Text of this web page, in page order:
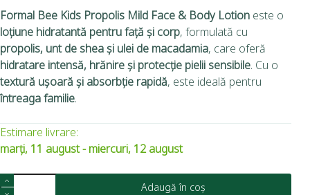
Formal Bee Kids Propolis Mild Face & Body Lotion este o
loțiune hidratantă pentru față și corp, formulată cu
propolis, unt de shea și ulei de macadamia, care oferă
hidratare intensă, hrănire și protecție pielii sensibile. Cu o
textură ușoară și absorbție rapidă, este ideală pentru
întreaga familie.
Estimare livrare:
marți, 11 august - miercuri, 12 august
Adaugă în coș